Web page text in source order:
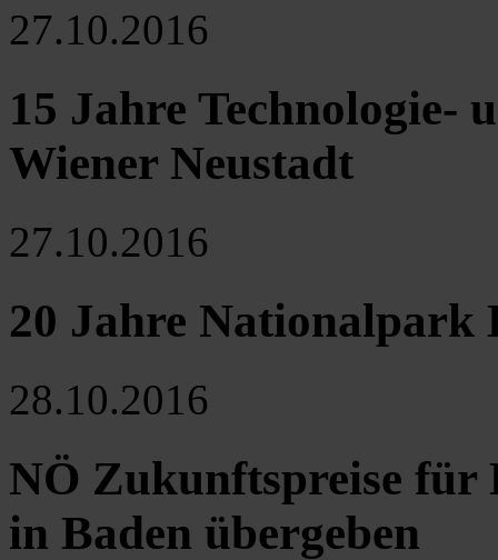
27.10.2016
15 Jahre Technologie-
Wiener Neustadt
27.10.2016
20 Jahre Nationalpark
28.10.2016
NÖ Zukunftspreise
in Baden übergeben